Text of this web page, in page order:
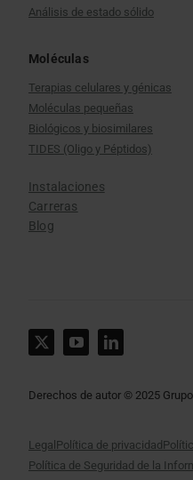
Análisis de estado sólido
Moléculas
Terapias celulares y génicas
Moléculas pequeñas
Biológicos y biosimilares
TIDES (Oligo y Péptidos)
Instalaciones
Carreras
Blog
Derechos de autor © 2025
LegalPolítica de privacidad
Política de Seguridad de la